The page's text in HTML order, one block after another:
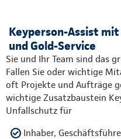
Keyperson-Assist mit
und Gold-Service
Sie und Ihr Team sind das
Fallen Sie oder wichtige
oft Projekte und Aufträge
wichtige Zusatzbaustein
Unfallschutz für
Inhaber,